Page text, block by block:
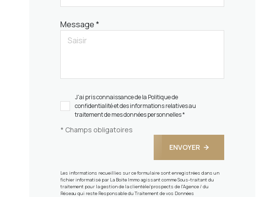
Message *
J'ai pris connaissance de la Politique de
confidentialité et des informations relatives au
traitement de mes données personnelles *
* Champs obligatoires
ENVOYER
Les informations recueillies sur ce formulaire sont enregistrées dans un
fichier informatisé par La Boite Immo agissant comme Sous-traitant du
traitement pour la gestion de la clientèle/prospects de l'Agence / du
Réseau qui reste Responsable du Traitement de vos Données